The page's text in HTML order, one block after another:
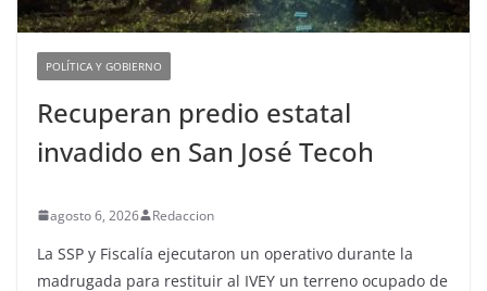
POLÍTICA Y GOBIERNO
Recuperan predio estatal
invadido en San José Tecoh
agosto 6, 2026 Redaccion
La SSP y Fiscalía ejecutaron un operativo durante la
madrugada para restituir al IVEY un terreno ocupado de